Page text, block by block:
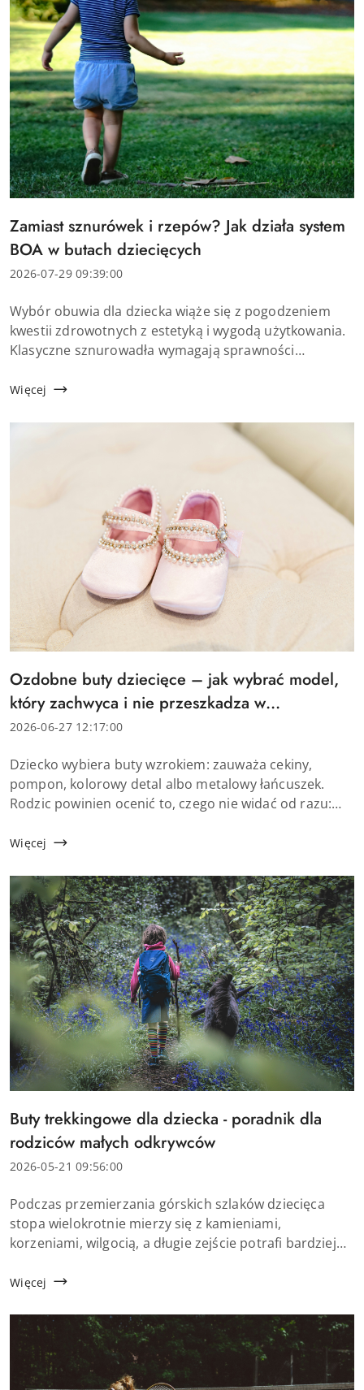
Tytuł
artykułu:
Zamiast sznurówek i rzepów? Jak działa system
BOA w butach dziecięcych
Data
2026-07-29 09:39:00
Treść
artykułu:
Wybór obuwia dla dziecka wiąże się z pogodzeniem
kwestii zdrowotnych z estetyką i wygodą użytkowania.
Klasyczne sznurowadła wymagają sprawności
chociażby przez zabrudzenia. Producenci obuwia
Więcej
Tytuł
artykułu:
Ozdobne buty dziecięce – jak wybrać model,
który zachwyca i nie przeszkadza w
chodzeniu?
Data
2026-06-27 12:17:00
Treść
artykułu:
Dziecko wybiera buty wzrokiem: zauważa cekiny,
pompon, kolorowy detal albo metalowy łańcuszek.
Rodzic powinien ocenić to, czego nie widać od razu:
czy ozdoba nie przeszkadza przy chodzeniu.
Więcej
Tytuł
artykułu:
Buty trekkingowe dla dziecka - poradnik dla
rodziców małych odkrywców
Data
2026-05-21 09:56:00
Treść
artykułu:
Podczas przemierzania górskich szlaków dziecięca
stopa wielokrotnie mierzy się z kamieniami,
korzeniami, wilgocią, a długie zejście potrafi bardziej
z myślą o szkole czy placu zabaw mogą ...
Więcej